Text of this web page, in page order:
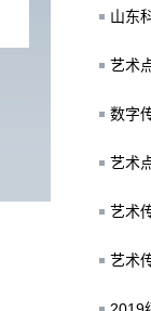
山东
艺术
数字
艺术
艺术
艺术